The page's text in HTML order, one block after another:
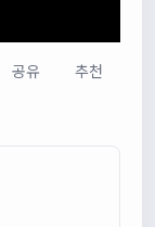
공유 추천